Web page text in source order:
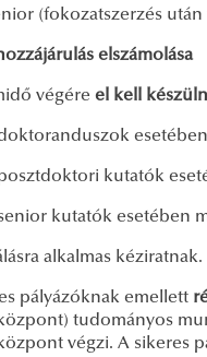
(fokozatszerzés
elszámolása
végére el kell
esetében
kutatók
kutatók esetében
alkalmas kéziratnak.
pályázóknak emellett
tudományos
végzi. A sikeres